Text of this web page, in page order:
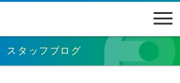
スタッフブログ